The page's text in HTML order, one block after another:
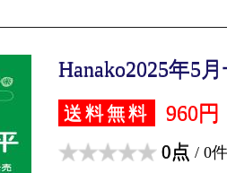
Hanako2025年5
送料無料 960円
0点 / 0件